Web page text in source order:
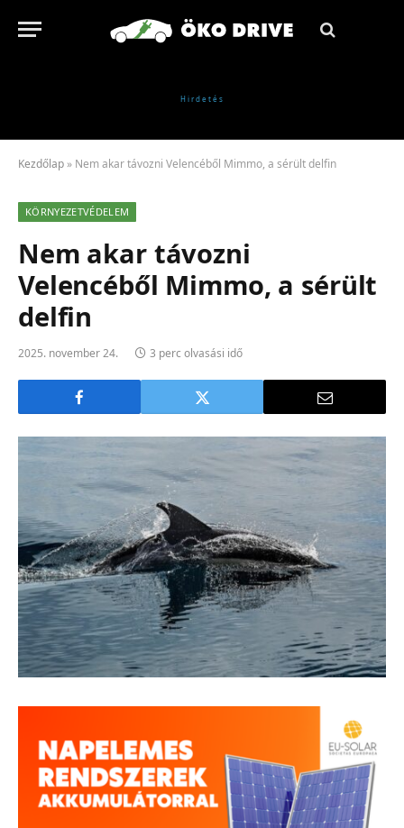
Kezdőlap » Nem akar távozni Velencéből Mimmo, a sérült delfin
KÖRNYEZETVÉDELEM
Nem akar távozni
Velencéből Mimmo, a sérült
delfin
2025. november 24. 3 perc olvasási idő